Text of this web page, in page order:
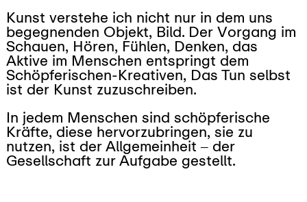
Kunst verstehe ich nicht nur in dem uns
begegnenden Objekt, Bild. Der Vorgang im
Schauen, Hören, Fühlen, Denken, das
Aktive im Menschen entspringt dem
Schöpferischen-Kreativen, Das Tun selbst
ist der Kunst zuzuschreiben.
In jedem Menschen sind schöpferische
Kräfte, diese hervorzubringen, sie zu
nutzen, ist der Allgemeinheit – der
Gesellschaft zur Aufgabe gestellt.